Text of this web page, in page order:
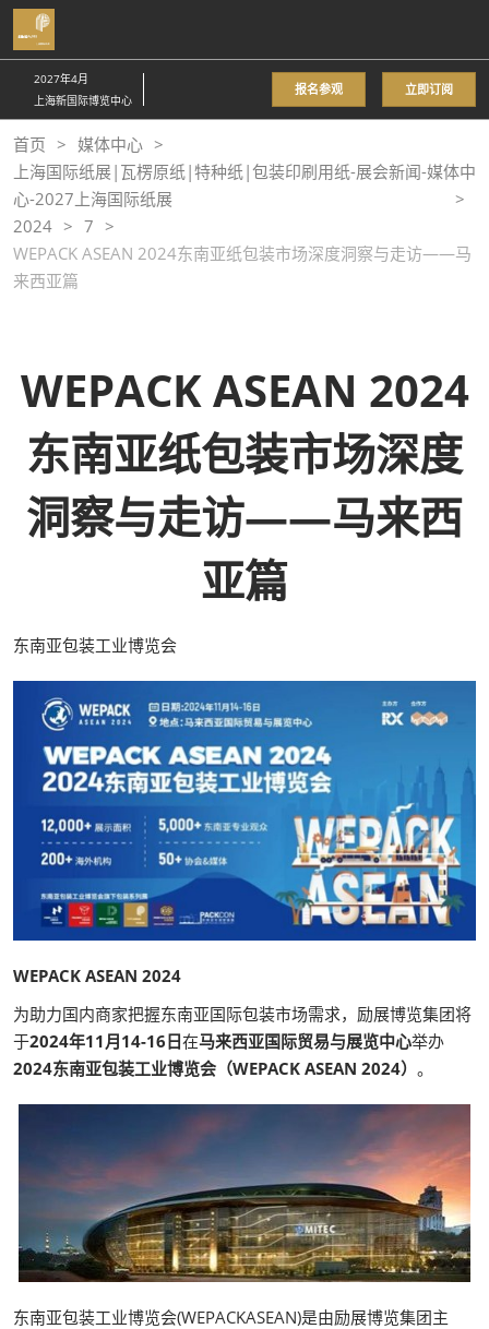
直
接
跳
至
内
容
2027年4月
上海新国际博览中心
报名参观 立即订阅
首页
媒体中心
上海国际纸展|瓦楞原纸|特种纸|包装印刷用纸-展会新闻-媒体中
心-2027上海国际纸展
2024
7
WEPACK ASEAN 2024东南亚纸包装市场深度洞察与走访——马
来西亚篇
WEPACK ASEAN 2024
东南亚纸包装市场深度
洞察与走访——马来西
亚篇
东南亚包装工业博览会
WEPACK ASEAN 2024
为助力国内商家把握东南亚国际包装市场需求，励展博览集团将
于2024年11月14-16日在马来西亚国际贸易与展览中心举办
2024东南亚包装工业博览会（WEPACK ASEAN 2024） 。
东南亚包装工业博览会(WEPACKASEAN)是由励展博览集团主